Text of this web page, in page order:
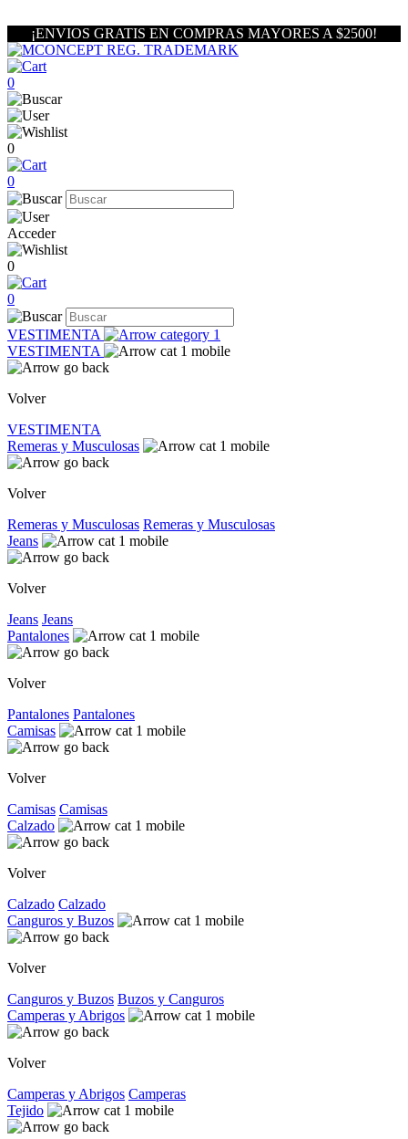
¡ENVIOS GRATIS EN COMPRAS MAYORES A $2500!
0
0
0
Acceder
0
0
VESTIMENTA
VESTIMENTA
Volver
VESTIMENTA
Remeras y Musculosas
Volver
Remeras y Musculosas Remeras y Musculosas
Jeans
Volver
Jeans Jeans
Pantalones
Volver
Pantalones Pantalones
Camisas
Volver
Camisas Camisas
Calzado
Volver
Calzado Calzado
Canguros y Buzos
Volver
Canguros y Buzos Buzos y Canguros
Camperas y Abrigos
Volver
Camperas y Abrigos Camperas
Tejido